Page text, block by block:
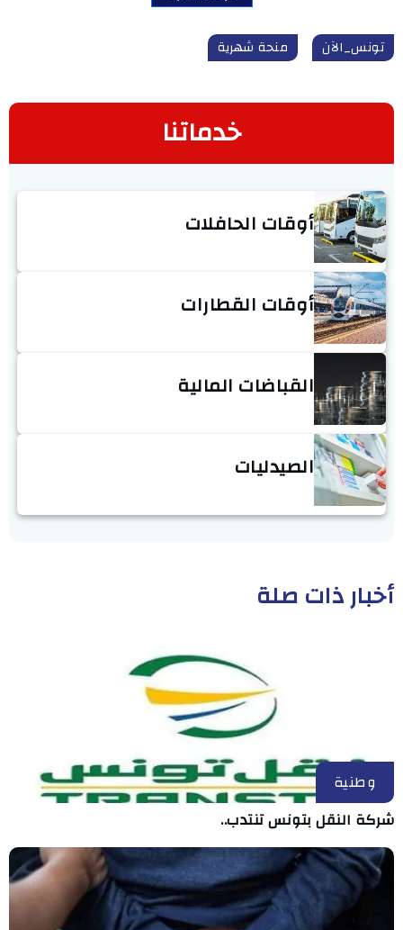
تونس_الآن منحة شهرية
خدماتنا
أوقات الحافلات
أوقات القطارات
القباضات المالية
الصيدليات
أخبار ذات صلة
وطنية
شركة النقل بتونس تنتدب..